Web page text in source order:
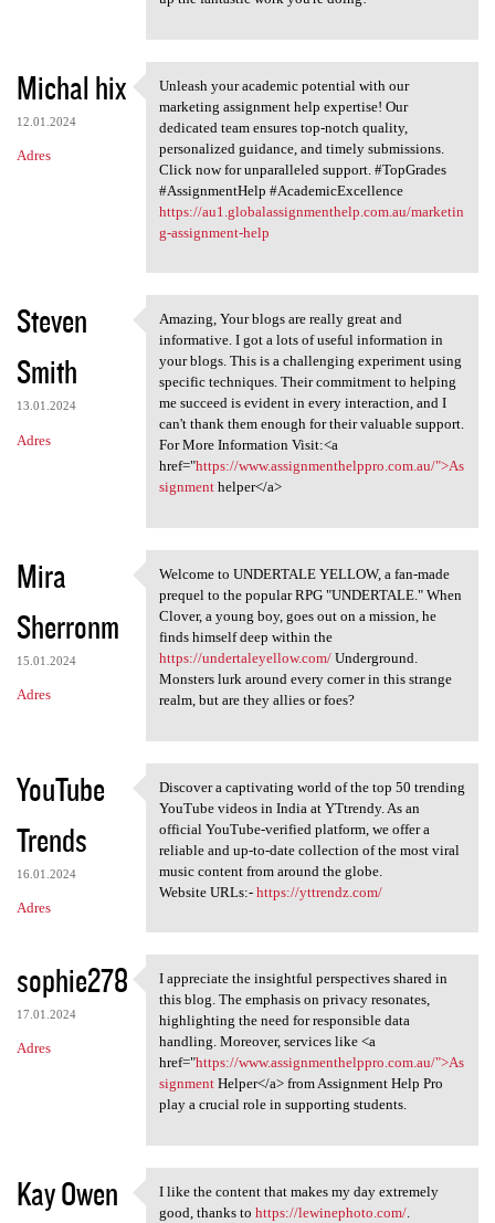
Michal hix
12.01.2024
Adres
Unleash your academic
Unleash your academic potential with our
marketing assignment help expertise! Our
dedicated team ensures top-notch quality,
personalized guidance, and timely submissions.
Click now for unparalleled support. #TopGrades
#AssignmentHelp #AcademicExcellence
https://au1.globalassignmenthelp.com.au/marketin
g-assignment-help
Steven
Smith
13.01.2024
Adres
Amazing, Your blogs are
Amazing, Your blogs are really great and
informative. I got a lots of useful information in
your blogs. This is a challenging experiment using
specific techniques. Their commitment to helping
me succeed is evident in every interaction, and I
can't thank them enough for their valuable support.
For More Information Visit:<a
href="https://www.assignmenthelppro.com.au/">As
signmenthelper</a>
Mira
Sherronm
15.01.2024
Adres
Welcome to UNDERTALE YELLOW,
Welcome to UNDERTALE YELLOW, a fan-made
prequel to the popular RPG "UNDERTALE." When
Clover, a young boy, goes out on a mission, he
finds himself deep within the
https://undertaleyellow.com/Underground.
Monsters lurk around every corner in this strange
realm, but are they allies or foes?
YouTube
Trends
16.01.2024
Adres
Discover a captivating world
Discover a captivating world of the top 50 trending
YouTube videos in India at YTtrendy. As an
official YouTube-verified platform, we offer a
reliable and up-to-date collection of the most viral
music content from around the globe.
Website URLs:- https://yttrendz.com/
sophie278
17.01.2024
Adres
I appreciate the insightful
I appreciate the insightful perspectives shared in
this blog. The emphasis on privacy resonates,
highlighting the need for responsible data
handling. Moreover, services like <a
href="https://www.assignmenthelppro.com.au/">As
signmentHelper</a> from Assignment Help Pro
play a crucial role in supporting students.
Kay Owen I like the content that makes
I like the content that makes my day extremely
good, thanks to https://lewinephoto.com/.